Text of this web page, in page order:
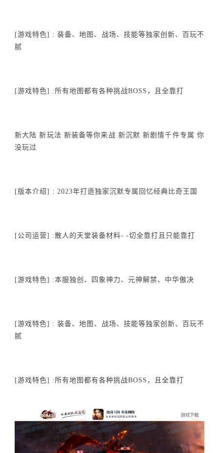
[游戏特色] : 装备、地图、战场、技能等独家创新、百玩不
腻
[游戏特色] :所有地图都有各种挑战BOSS，且全靠打
新大陆 新玩法 新装备等你来战 新沉默 新剧情千件专属 你
没玩过
[版本介绍] : 2023年打造独家沉默专属回忆经典比奇王国
[公司运营] :散人的天堂装备材料- -切全靠打且只能靠打
[游戏特色] :本服独创、四象神力、元神解禁、中华傲决
[游戏特色] : 装备、地图、战场、技能等独家创新、百玩不
腻
[游戏特色] :所有地图都有各种挑战BOSS，且全靠打